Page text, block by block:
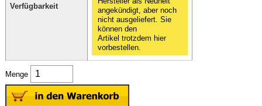
Verfügbarkeit
angekündigt, aber noch
nicht ausgeliefert. Sie
können den
Artikel trotzdem hier
vorbestellen.
Menge